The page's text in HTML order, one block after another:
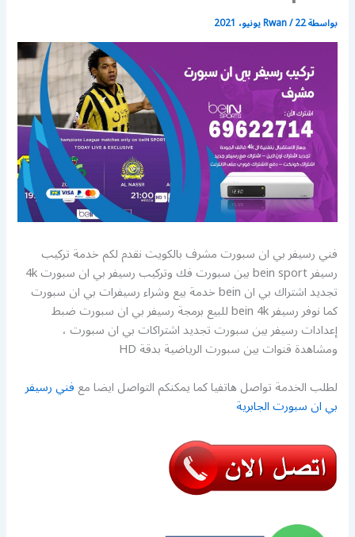
بواسطة Rwan/22 يونيو، 2021
فني رسيفر بي ان سبورت مشرف بالكويت نقدم لكم خدمة تركيب
رسيفر bein sport بين سبورت فك وتركيب رسيفر بي ان سبورت 4k
تجديد اشتراك بي ان bein خدمة بيع وشراء رسيفرات بي ان سبورت
كما نوفر رسيفر bein 4k للبيع برمجة رسيفر بي ان سبورت ضبط
إعدادات رسيفر بين سبورت تجديد اشتراكات بي ان سبورت ،
ومشاهدة قنوات بين سبورت الرياضية بدقة HD
لطلب الخدمة تواصل هاتفيا كما يمكنكم التواصل ايضا معفني رسيفر
بي ان سبورت الجابرية